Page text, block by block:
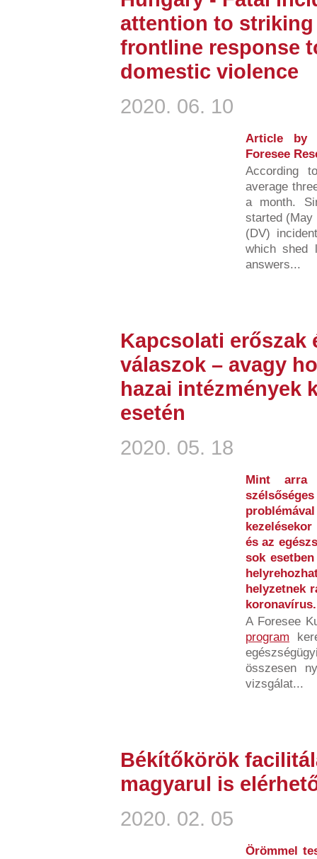
attention to
frontline response
domestic violence
2020. 06. 10
Article by
Foresee
According
average
a month.
started (May
(DV)
which shed
answers...
Kapcsolati erőszak
válaszok – avagy
hazai intézmények
esetén
2020. 05. 18
Mint arra
és az
sok
helyzetnek
koronavírus.
A Foresee
program
összesen
vizsgálat...
Békítőkörök
magyarul is
2020. 02. 05
Örömmel